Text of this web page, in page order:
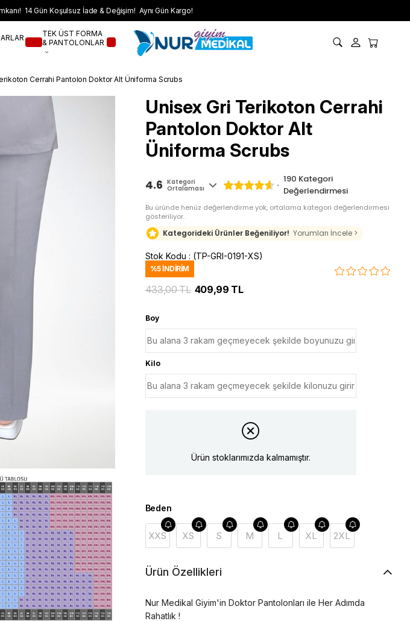
14 Gün Koşulsuz İade & Değişim! Aynı Gün Kargo!
TEK ÜST FORMA
& PANTOLONLAR
Cerrahi Pantolon Doktor Alt Üniforma Scrubs
Unisex Gri Terikoton Cerrahi
Pantolon Doktor Alt
Üniforma Scrubs
4.6 Kategori
Ortalaması
190 Kategori
Değerlendirmesi
Bu üründe henüz değerlendirme yok, ortalama kategori değerlendirmesi
gösteriliyor.
Kategorideki Ürünler Beğeniliyor! Yorumları İncele >
Stok Kodu (TP-GRI-0191-XS)
%5İNDIRIM
433,00 TL 409,99 TL
Boy
Kilo
Ürün stoklarımızda kalmamıştır.
Beden
XXS XS S M L XL 2XL
Ürün Özellikleri
Nur Medikal Giyim'in Doktor Pantolonları ile Her Adımda
Rahatlık !